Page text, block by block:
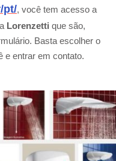
pt/, você tem acesso a
Lorenzetti que são,
Basta escolher o
e entrar em contato.